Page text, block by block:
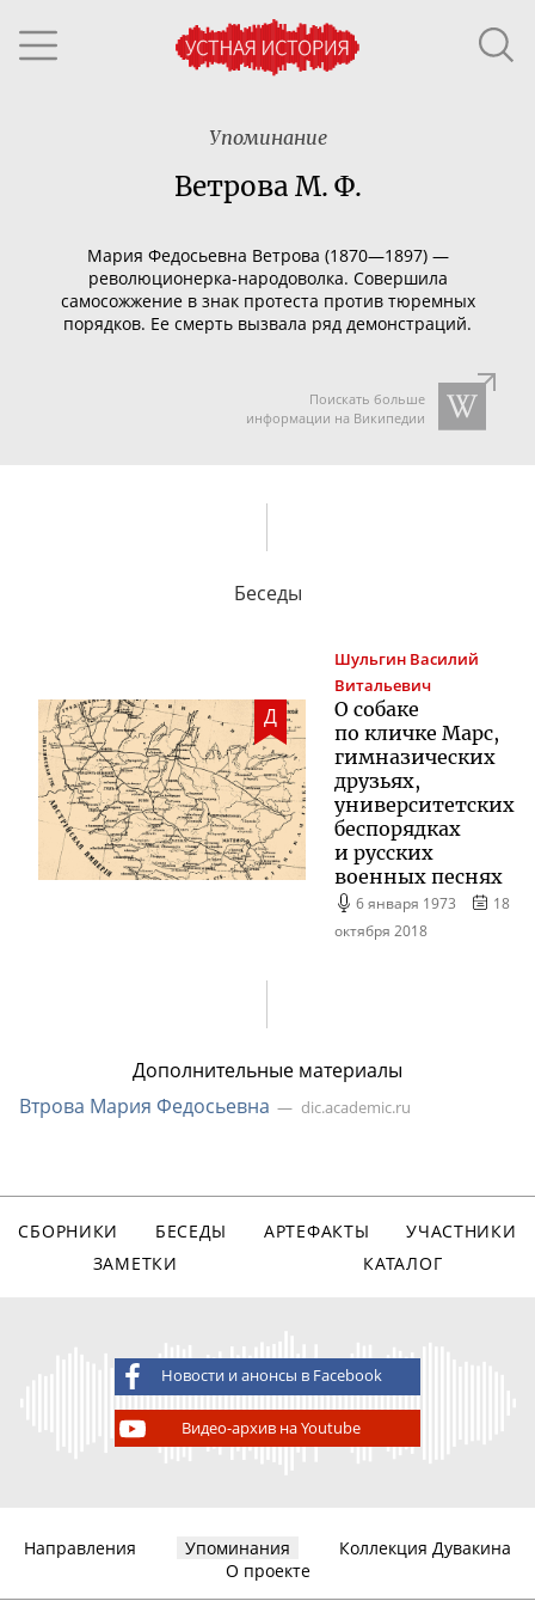
Упоминание
Ветрова М. Ф.
Мария Федосьевна Ветрова (1870—1897) —
революционерка-народоволка. Совершила
самосожжение в знак протеста против тюремных
порядков. Ее смерть вызвала ряд демонстраций.
Поискать больше
информации на Википедии
Беседы
Д
Шульгин Василий
Витальевич
О собаке
по кличке Марс,
гимназических
друзьях,
университетских
беспорядках
и русских
военных песнях
6 января 1973
18
октября 2018
Дополнительные материалы
Втрова Мария Федосьевна
dic.academic.ru
СБОРНИКИ БЕСЕДЫ АРТЕФАКТЫ
УЧАСТНИКИ
ЗАМЕТКИ
КАТАЛОГ
Новости и анонсы в Facebook
Видео-архив на Youtube
Направления Упоминания
Коллекция Дувакина
О проекте